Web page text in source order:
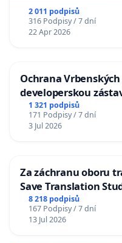
2 011 podpisů
316 Podpisy / 7 dní
22 Apr 2026
Ochrana
developerskou
1 321 podpisů
171 Podpisy / 7 dní
3 Jul 2026
Za záchranu oboru
Save Translation
Charles University
8 218 podpisů
167 Podpisy / 7 dní
13 Jul 2026